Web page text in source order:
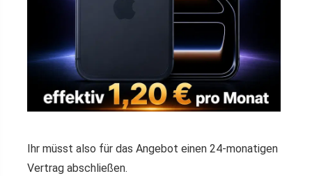
Ihr müsst also für das Angebot einen 24-monatigen
Vertrag abschließen.